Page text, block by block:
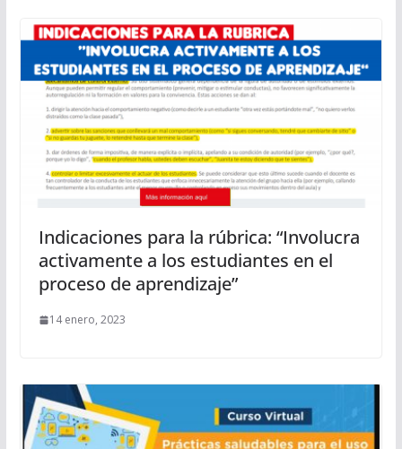
Indicaciones para la rúbrica: “Involucra
activamente a los estudiantes en el
proceso de aprendizaje”
14 enero, 2023